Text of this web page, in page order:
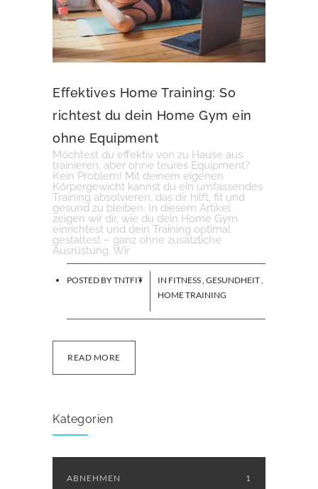
Effektives Home Training: So
richtest du dein Home Gym ein
ohne Equipment
Möchtest du effektiv von zu Hause aus
trainieren, aber ohne teures Equipment?
Kein Problem! Mit deinem eigenen
Körpergewicht kannst du ein umfassendes
Training absolvieren, das dir hilft, fit und
gesund zu bleiben. In diesem Artikel
zeigen wir dir, wie du dein Home Gym
einrichtest und dein Training optimal
gestaltest – ganz ohne zusätzliche
Ausrüstung. Wir
READ MORE
POSTED BYTNTFIT IN FITNESS GESUNDHEIT
HOME TRAINING
Kategorien
ABNEHMEN 1